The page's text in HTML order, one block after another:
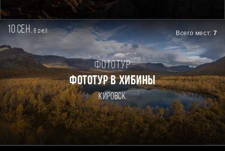
10 сен.8дней Всего мест:7
Фототур
ФОТОТУР В ХИБИНЫ
Кировск